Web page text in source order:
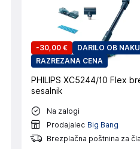
-30,00 €
DARILO OB
RAZREZANA CENA
PHILIPS XC5244/10 Flex
sesalnik
Na zalogi
Prodajalec Big Bang
Brezplačna poštnina za